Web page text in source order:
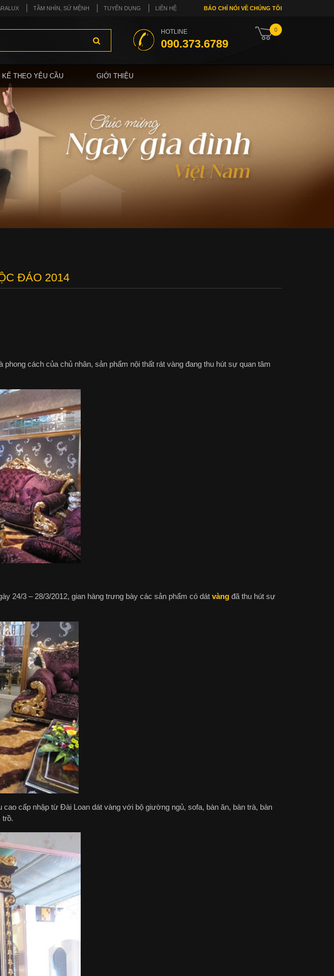
TẦM NHÌN, SỨ MỆNH TUYỂN DỤNG LIÊN HỆ BÁO CHÍ NÓI VỀ CHÚNG TÔI
HOTLINE
090.373.6789
0
THEO YÊU CẦU GIỚI THIỆU
ĐÁO 2014
phong cách của chủ nhân, sản phẩm nội thất rát vàng đang thu hút sự quan tâm
24/3 – 28/3/2012, gian hàng trưng bày các sản phẩm có dát vàng đã thu hút sự
cấp nhập từ Đài Loan dát vàng với bộ giường ngủ, sofa, bàn ăn, bàn trà, bàn
trồ.